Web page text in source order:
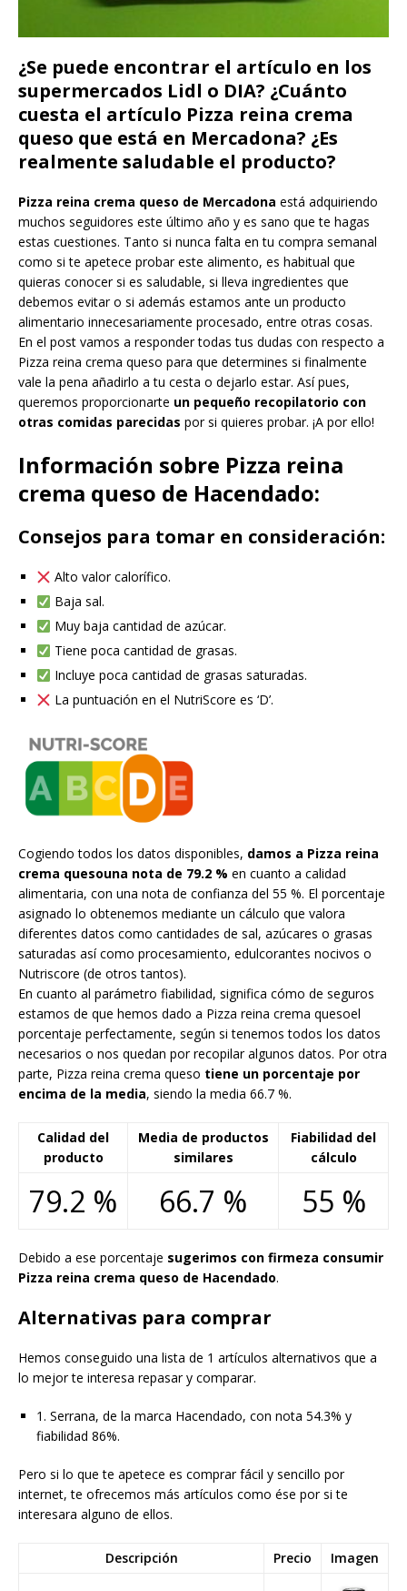
¿Se puede encontrar el artículo en los
supermercados Lidl o DIA? ¿Cuánto
cuesta el artículo Pizza reina crema
queso que está en Mercadona? ¿Es
realmente saludable el producto?
Pizza reina crema queso de Mercadona está adquiriendo
muchos seguidores este último año y es sano que te hagas
estas cuestiones. Tanto si nunca falta en tu compra semanal
como si te apetece probar este alimento, es habitual que
quieras conocer si es saludable, si lleva ingredientes que
debemos evitar o si además estamos ante un producto
alimentario innecesariamente procesado, entre otras cosas.
En el post vamos a responder todas tus dudas con respecto a
Pizza reina crema queso para que determines si finalmente
vale la pena añadirlo a tu cesta o dejarlo estar. Así pues,
queremos proporcionarte un pequeño recopilatorio con
otras comidas parecidas por si quieres probar. ¡A por ello!
Información sobre Pizza reina
crema queso de Hacendado:
Consejos para tomar en consideración:
Alto valor calorífico.
Baja sal.
Muy baja cantidad de azúcar.
Tiene poca cantidad de grasas.
Incluye poca cantidad de grasas saturadas.
La puntuación en el NutriScore es ‘D’.
Cogiendo todos los datos disponibles, damos a Pizza reina
crema quesouna nota de 79.2 % en cuanto a calidad
alimentaria, con una nota de confianza del 55 %. El porcentaje
asignado lo obtenemos mediante un cálculo que valora
diferentes datos como cantidades de sal, azúcares o grasas
saturadas así como procesamiento, edulcorantes nocivos o
Nutriscore (de otros tantos).
En cuanto al parámetro fiabilidad, significa cómo de seguros
estamos de que hemos dado a Pizza reina crema quesoel
porcentaje perfectamente, según si tenemos todos los datos
necesarios o nos quedan por recopilar algunos datos. Por otra
parte, Pizza reina crema queso tiene un porcentaje por
encima de la media, siendo la media 66.7 %.
Calidad del
producto
Media de productos
similares
Fiabilidad del
cálculo
79.2 % 66.7 % 55 %
Debido a ese porcentaje sugerimos con firmeza consumir
Pizza reina crema queso de Hacendado.
Alternativas para comprar
Hemos conseguido una lista de 1 artículos alternativos que a
lo mejor te interesa repasar y comparar.
1. Serrana, de la marca Hacendado, con nota 54.3% y
fiabilidad 86%.
Pero si lo que te apetece es comprar fácil y sencillo por
internet, te ofrecemos más artículos como ése por si te
interesara alguno de ellos.
Descripción Precio Imagen